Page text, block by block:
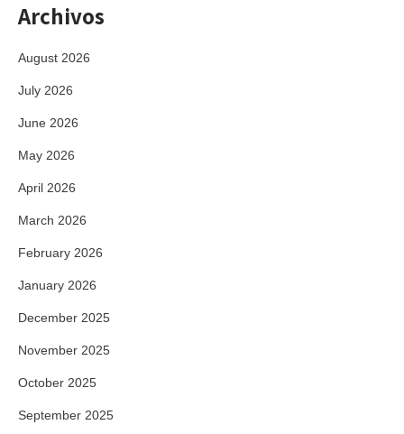
Archivos
August 2026
July 2026
June 2026
May 2026
April 2026
March 2026
February 2026
January 2026
December 2025
November 2025
October 2025
September 2025